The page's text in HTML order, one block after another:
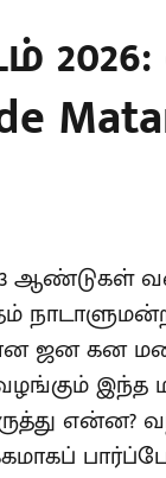
3
ஜன கன
வழங்கும்
என்ன?